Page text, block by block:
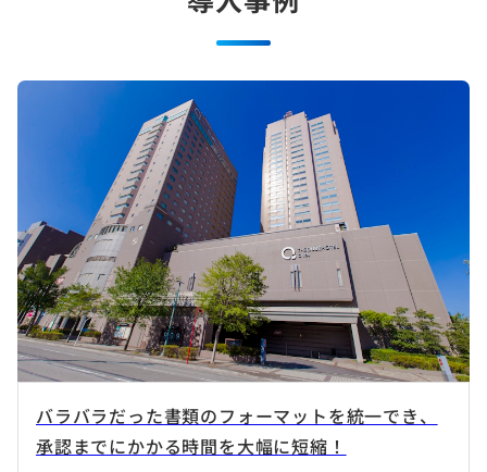
バラバラだった書類のフォーマットを統一でき、
承認までにかかる時間を大幅に短縮！